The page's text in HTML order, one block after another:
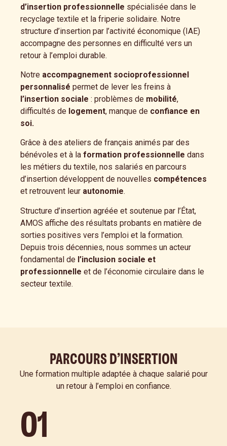
d’insertion professionnelle spécialisée dans le
recyclage textile et la friperie solidaire. Notre
structure d’insertion par l’activité économique (IAE)
accompagne des personnes en difficulté vers un
retour à l’emploi durable.
Notre accompagnement socioprofessionnel
personnalisé permet de lever les freins à
l’insertion sociale : problèmes de mobilité,
difficultés de logement, manque de confiance en
soi.
Grâce à des ateliers de français animés par des
bénévoles et à la formation professionnelle dans
les métiers du textile, nos salariés en parcours
d’insertion développent de nouvelles compétences
et retrouvent leur autonomie.
Structure d’insertion agréée et soutenue par l’État,
AMOS affiche des résultats probants en matière de
sorties positives vers l’emploi et la formation.
Depuis trois décennies, nous sommes un acteur
fondamental de l’inclusion sociale et
professionnelle et de l’économie circulaire dans le
secteur textile.
PARCOURS D’INSERTION
Une formation multiple adaptée à chaque salarié pour
un retour à l’emploi en confiance.
01